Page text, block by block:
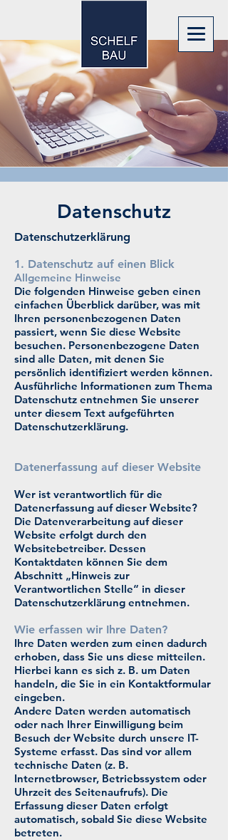
Datenschutz
Datenschutz­erklärung
​1. Datenschutz auf einen Blick
​Allgemeine Hinweise
​Die folgenden Hinweise geben einen
einfachen Überblick darüber, was mit
Ihren personenbezogenen Daten
passiert, wenn Sie diese Website
besuchen. Personenbezogene Daten
sind alle Daten, mit denen Sie
persönlich identifiziert werden können.
Ausführliche Informationen zum Thema
Datenschutz entnehmen Sie unserer
unter diesem Text aufgeführten
Datenschutzerklärung.
Datenerfassung auf dieser Website
Wer ist verantwortlich für die
Datenerfassung auf dieser Website?
Die Datenverarbeitung auf dieser
Website erfolgt durch den
Websitebetreiber. Dessen
Kontaktdaten können Sie dem
Abschnitt „Hinweis zur
Verantwortlichen Stelle“ in dieser
Datenschutzerklärung entnehmen.
Wie erfassen wir Ihre Daten?
Ihre Daten werden zum einen dadurch
erhoben, dass Sie uns diese mitteilen.
Hierbei kann es sich z. B. um Daten
handeln, die Sie in ein Kontaktformular
eingeben.
Andere Daten werden automatisch
oder nach Ihrer Einwilligung beim
Besuch der Website durch unsere IT-
Systeme erfasst. Das sind vor allem
technische Daten (z. B.
Internetbrowser, Betriebssystem oder
Uhrzeit des Seitenaufrufs). Die
Erfassung dieser Daten erfolgt
automatisch, sobald Sie diese Website
betreten.